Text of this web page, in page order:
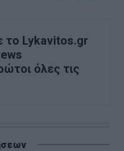
το Lykavitos.gr
όλες τις